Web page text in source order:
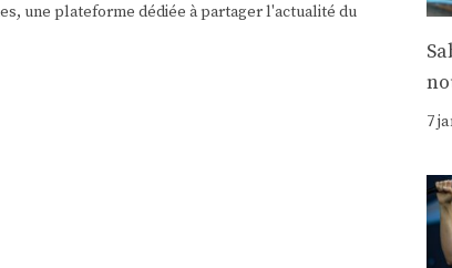
une plateforme dédiée à partager l'actualité du
7